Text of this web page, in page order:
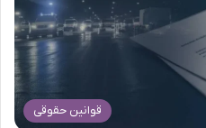
قوانین حقوقی